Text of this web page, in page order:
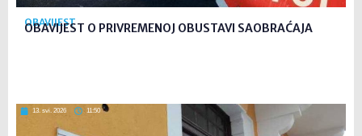
OBAVIJEST
OBAVIJEST O PRIVREMENOJ OBUSTAVI SAOBRAĆAJA
13. svi. 2026 11:50